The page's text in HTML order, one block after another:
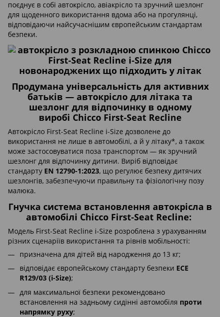
поєднує в собі автокрісло, авіакрісло та зручний шезлонг
для щоденного використання вдома або на прогулянці,
відповідаючи найсучаснішим європейським стандартам
безпеки.
Продумана універсальність для активних
батьків — автокрісло для літака та
шезлонг для відпочинку в одному
виробі Chicco First-Seat Recline
Автокрісло First-Seat Recline i-Size дозволене до
використання не лише в автомобілі, а й у літаку*, а також
може застосовуватися поза транспортом — як зручний
шезлонг для відпочинку дитини. Виріб відповідає
стандарту EN 12790-1:2023, що регулює безпеку дитячих
шезлонгів, забезпечуючи правильну та фізіологічну позу
малюка.
Гнучка система встановлення автокрісла в
автомобілі Chicco First-Seat Recline:
Модель First-Seat Recline i-Size розроблена з урахуванням
різних сценаріїв використання та рівнів мобільності:
призначена для дітей від народження до 13 кг;
відповідає європейському стандарту безпеки ECE
R129/03 (i-Size);
для максимальної безпеки рекомендовано
встановлення на задньому сидінні автомобіля проти
напрямку руху;